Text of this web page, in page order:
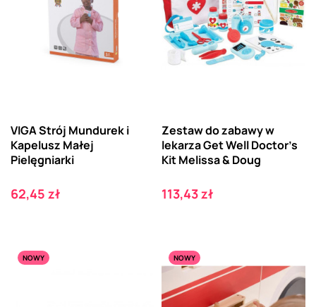
VIGA Strój Mundurek i
Kapelusz Małej
Pielęgniarki
Cena
62,45 zł
Zestaw do zabawy w
lekarza Get Well Doctor's
Kit Melissa & Doug
Cena
113,43 zł
NOWY NOWY